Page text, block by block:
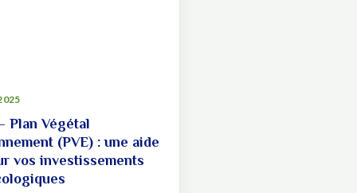
Plan Végétal
(PVE) : une aide
vos investissements